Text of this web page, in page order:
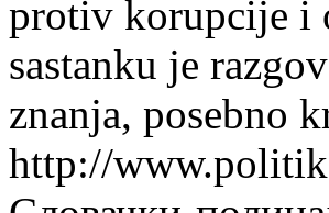
protiv korupcije i
sastanku je
znanja, posebno
http://